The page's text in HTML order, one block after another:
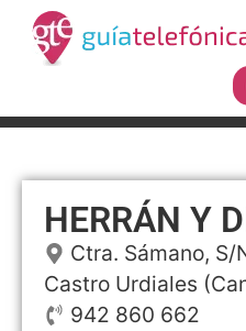
HERRÁN Y
Ctra. Sámano, S/
Castro Urdiales
942 860 662